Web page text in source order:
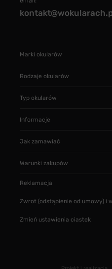
Marki okularów
Rodzaje okularów
Typ okularów
Informacje
Jak zamawiać
Warunki zakupów
Reklamacja
Zwrot (odstąpienie od umowy) i
Zmień ustawienia ciastek